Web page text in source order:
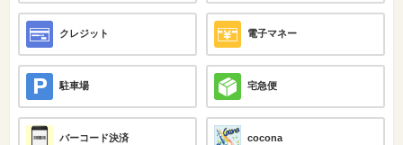
クレジット 電子マネー
駐車場 宅急便
バーコード決済 cocona